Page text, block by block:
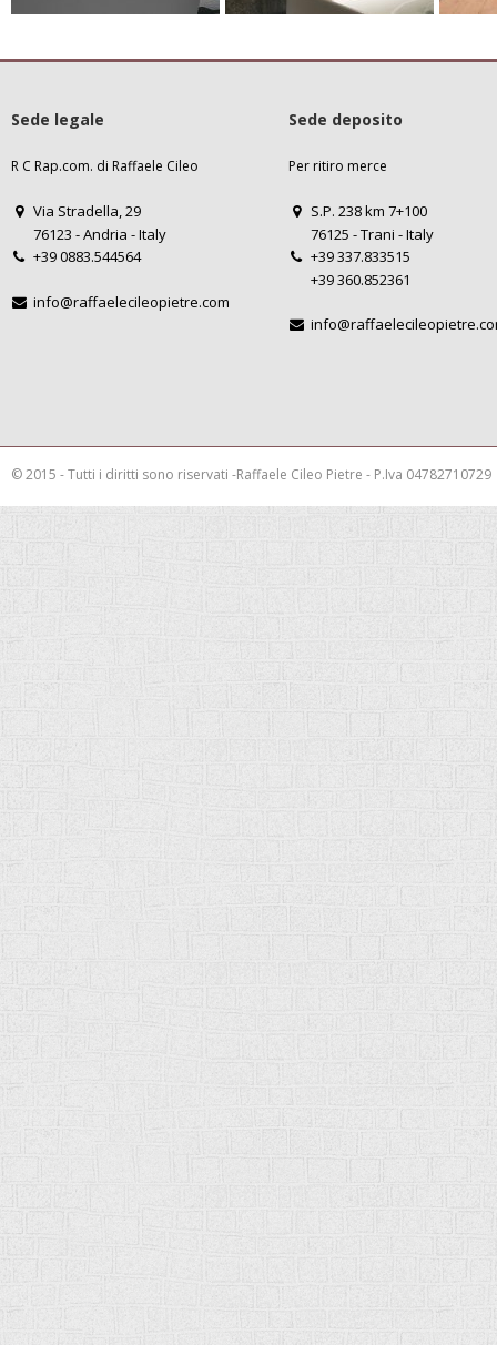
Sede legale
R C Rap.com. di Raffaele Cileo
Via Stradella, 29
76123 - Andria - Italy
+39 0883.544564
info@raffaelecileopietre.com
Sede deposito
Per ritiro merce
S.P. 238 km 7+100
76125 - Trani - Italy
+39 337.833515
+39 360.852361
© 2015 - Tutti i diritti sono riservati -Raffaele Cileo Pietre - P.Iva 04782710729